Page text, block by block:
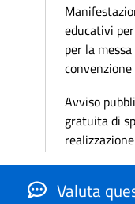
educativi
per la
Avviso
gratuita di
Valuta